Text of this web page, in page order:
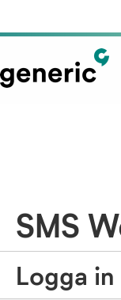
SMS
Logga in